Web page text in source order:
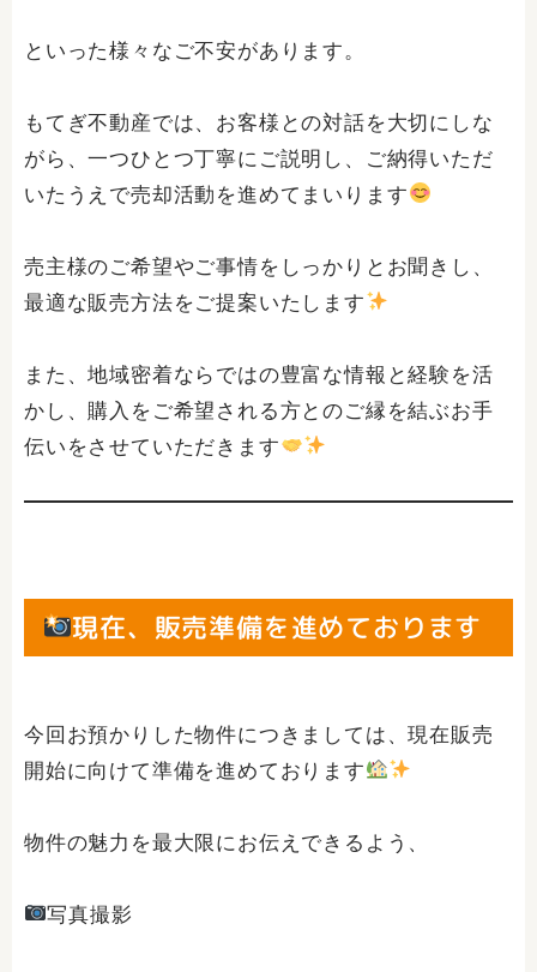
といった様々なご不安があります。
もてぎ不動産では、お客様との対話を大切にしな
がら、一つひとつ丁寧にご説明し、ご納得いただ
いたうえで売却活動を進めてまいります
売主様のご希望やご事情をしっかりとお聞きし、
最適な販売方法をご提案いたします
また、地域密着ならではの豊富な情報と経験を活
かし、購入をご希望される方とのご縁を結ぶお手
伝いをさせていただきます
現在、販売準備を進めております
今回お預かりした物件につきましては、現在販売
開始に向けて準備を進めております
物件の魅力を最大限にお伝えできるよう、
写真撮影